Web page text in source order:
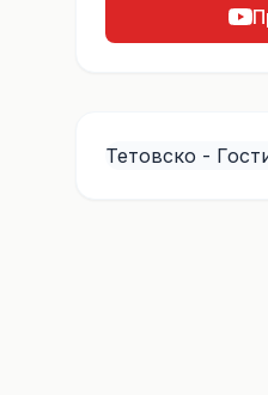
Тетовско -